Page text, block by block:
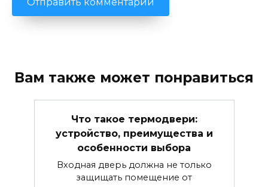
Вам также может понравиться
Что такое термодвери:
устройство, преимущества и
особенности выбора
Входная дверь должна не только
защищать помещение от